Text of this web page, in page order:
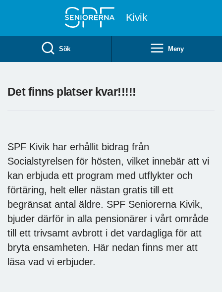
Kivik
Sök Meny
Det finns platser kvar!!!!!
SPF Kivik har erhållit bidrag från
Socialstyrelsen för hösten, vilket innebär att vi
kan erbjuda ett program med utflykter och
förtäring, helt eller nästan gratis till ett
begränsat antal äldre. SPF Seniorerna Kivik,
bjuder därför in alla pensionärer i vårt område
till ett trivsamt avbrott i det vardagliga för att
bryta ensamheten. Här nedan finns mer att
läsa vad vi erbjuder.